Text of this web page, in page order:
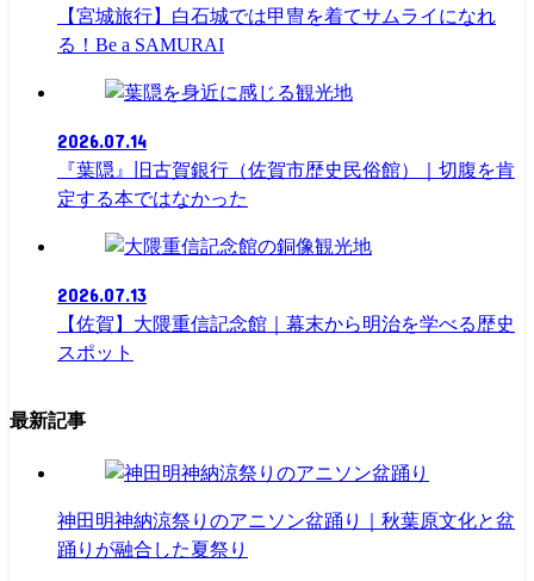
【宮城旅行】白石城では甲冑を着てサムライになれ
る！Be a SAMURAI
観光地
2026.07.14
『葉隠』旧古賀銀行（佐賀市歴史民俗館）｜切腹を肯
定する本ではなかった
観光地
2026.07.13
【佐賀】大隈重信記念館｜幕末から明治を学べる歴史
スポット
最新記事
神田明神納涼祭りのアニソン盆踊り｜秋葉原文化と盆
踊りが融合した夏祭り